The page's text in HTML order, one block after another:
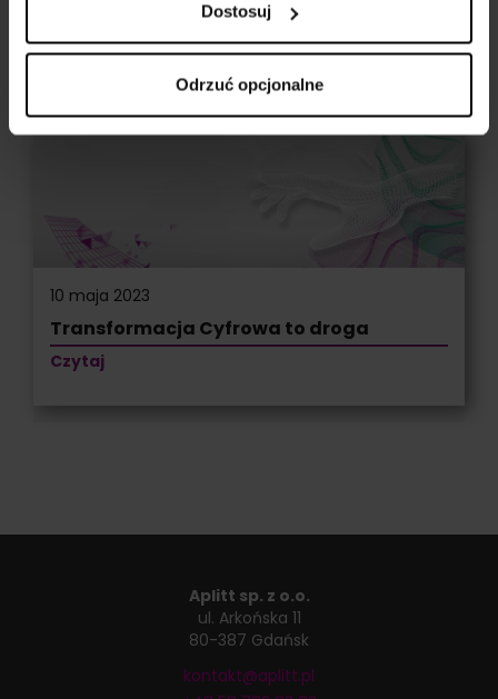
Dostosuj
Odrzuć opcjonalne
Transformacja Cyfrowa to wielka zmiana
10 maja 2023
Transformacja Cyfrowa to droga
Czytaj
Aplitt sp. z o.o.
ul. Arkońska 11
80-387 Gdańsk
kontakt@aplitt.pl